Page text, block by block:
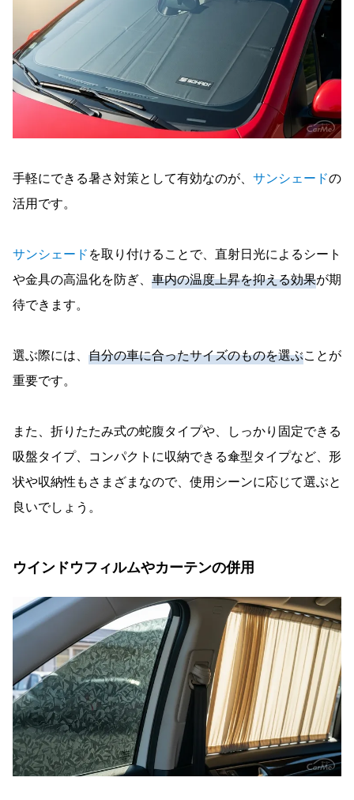
手軽にできる暑さ対策として有効なのが、 サンシェードの
活用です。
サンシェード を取り付けることで、直射日光によるシート
や金具の高温化を防ぎ、 車内の温度上昇を抑える効果が期
待できます。
選ぶ際には、 自分の車に合ったサイズのものを選ぶことが
重要です。
また、折りたたみ式の蛇腹タイプや、しっかり固定できる
吸盤タイプ、コンパクトに収納できる傘型タイプなど、形
状や収納性もさまざまなので、使用シーンに応じて選ぶと
良いでしょう。
ウインドウフィルムやカーテンの併用